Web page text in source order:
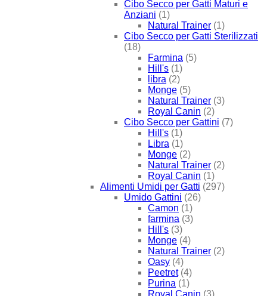
Cibo Secco per Gatti Maturi e
Anziani (1)
Natural Trainer (1)
Cibo Secco per Gatti Sterilizzati
(18)
Farmina (5)
Hill's (1)
libra (2)
Monge (5)
Natural Trainer (3)
Royal Canin (2)
Cibo Secco per Gattini (7)
Hill's (1)
Libra (1)
Monge (2)
Natural Trainer (2)
Royal Canin (1)
Alimenti Umidi per Gatti (297)
Umido Gattini (26)
Camon (1)
farmina (3)
Hill's (3)
Monge (4)
Natural Trainer (2)
Oasy (4)
Peetret (4)
Purina (1)
Royal Canin (3)